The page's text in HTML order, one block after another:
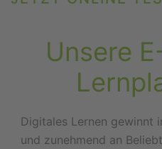
Unsere
Digitales Lernen gewinnt
und zunehmend an